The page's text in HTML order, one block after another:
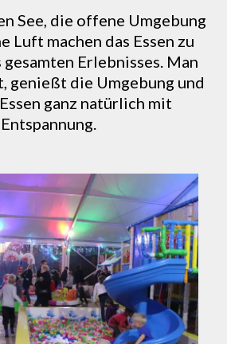
See, die offene Umgebung
Luft machen das Essen zu
Erlebnisses. Man
genießt die Umgebung und
ganz natürlich mit
Entspannung.